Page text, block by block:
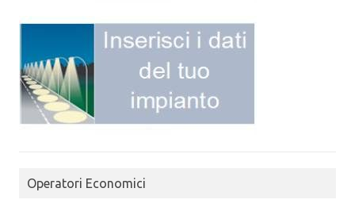
Operatori Economici